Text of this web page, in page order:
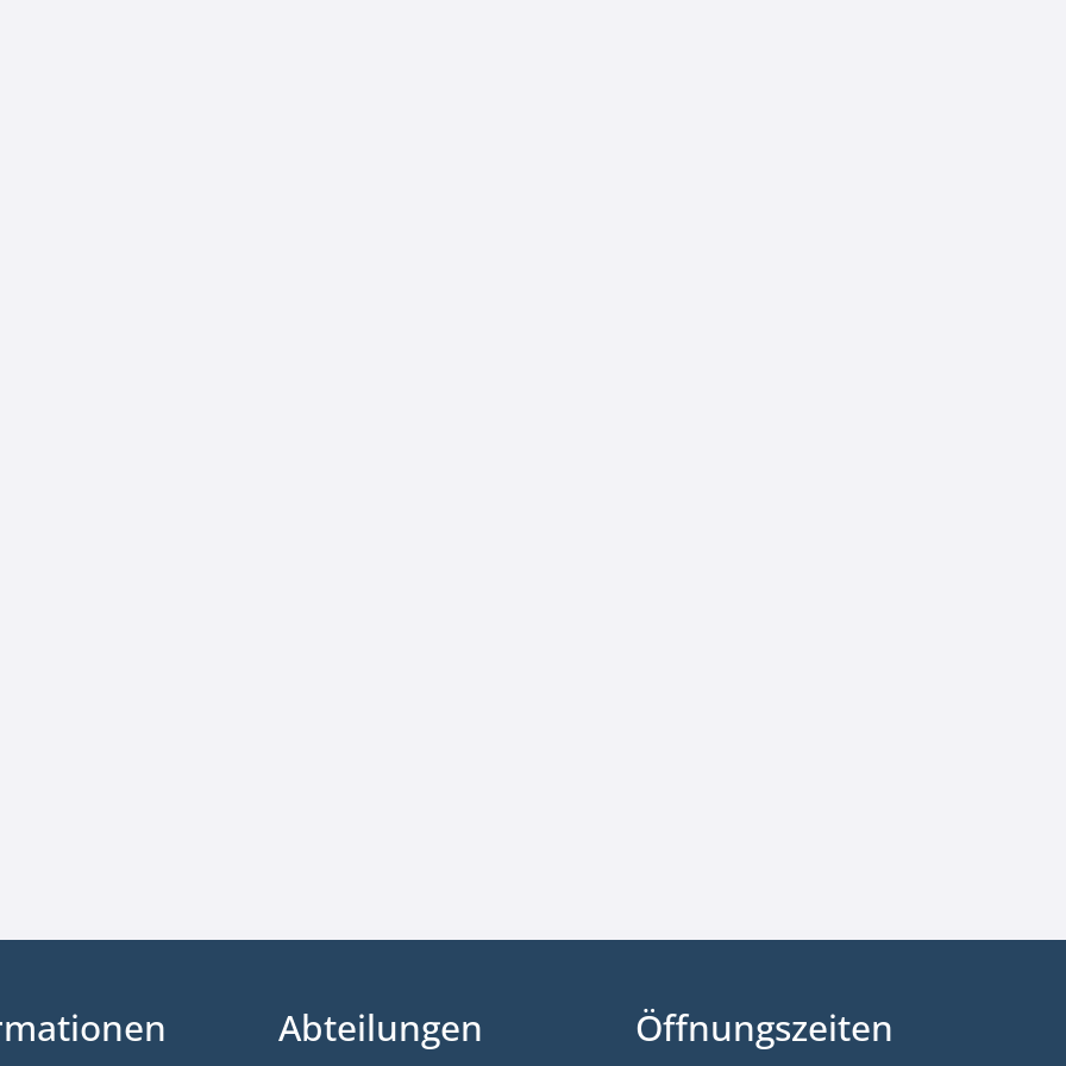
Abteilungen Öffnungszeiten